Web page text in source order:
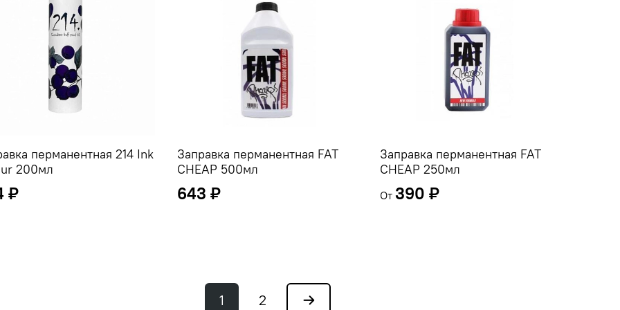
перманентная 214 Ink
200мл
₽
Заправка перманентная FAT
CHEAP 500мл
643 ₽
Заправка перманентная FAT
CHEAP 250мл
От 390 ₽
1 2